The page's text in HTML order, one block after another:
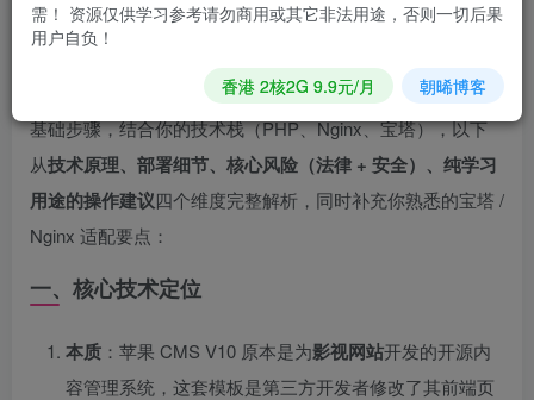
，文档仅展示了模板部署与缓存清理的
基础步骤，结合你的技术栈（PHP、Nginx、宝塔），以下
从技术原理、部署细节、核心风险（法律 + 安全）、纯学习
用途的操作建议四个维度完整解析，同时补充你熟悉的宝塔 /
Nginx 适配要点：
一、核心技术定位
本质 ：苹果 CMS V10 原本是为影视网站开发的开源内
容管理系统，这套模板是第三方开发者修改了其前端页
需！ 资源仅供学习参考请勿商用或其它非法用途，否则一切后果
用户自负！
香港 2核2G 9.9元/月 朝晞博客